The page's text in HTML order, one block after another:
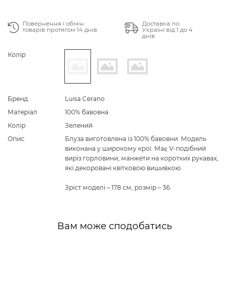
Повернення і обмін
товарів протягом 14 днів
Доставка по
Україні від 1 до 4
днів
Колір
Бренд
Luisa Cerano
Матеріал
100% бавовна
Колір
Зелений
Опис
Блуза виготовлена із 100% бавовни. Модель
виконана у широкому крої. Має V-подібний
виріз горловини, манжети на коротких рукавах,
які декоровані квітковою вишивкою.
Зріст моделі – 178 см, розмір – 36.
Вам може сподобатись